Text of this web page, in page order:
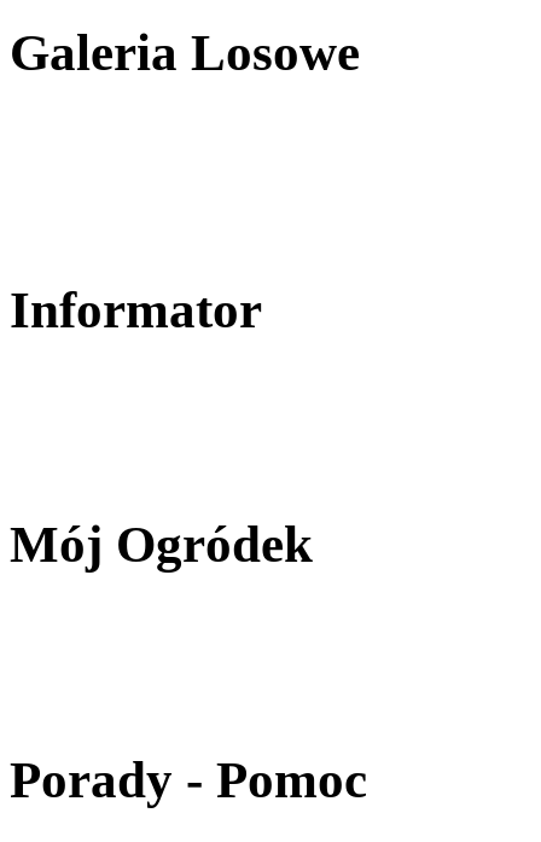
Galeria Losowe
Informator
Mój Ogródek
Porady - Pomoc